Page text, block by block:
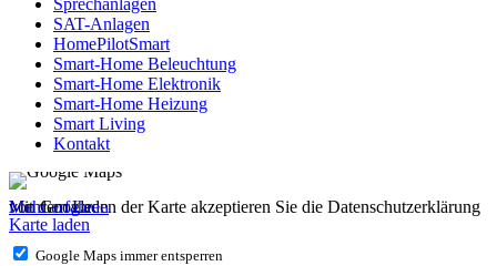
Sprechanlagen
SAT-Anlagen
HomePilotSmart
Smart-Home Beleuchtung
Smart-Home Elektronik
Smart-Home Heizung
Smart Living
Kontakt
Mit dem Laden der Karte akzeptieren Sie die Datenschutzerklärung von Google.
Mehr erfahren
Karte laden
Google Maps immer entsperren